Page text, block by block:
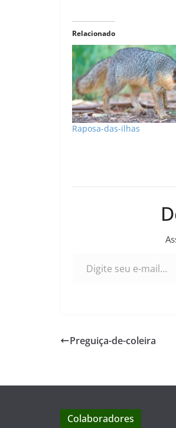
Relacionado
Raposa-das-ilhas
Preguiça-de-coleira
Colaboradores